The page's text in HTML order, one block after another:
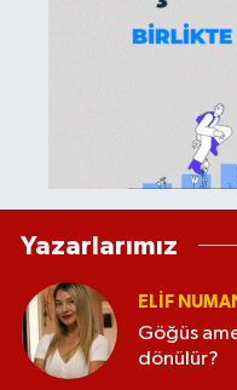
Yazarlarımız
ELİF
Göğüs
dönülür?